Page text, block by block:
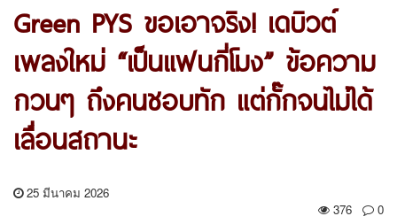
Green PYS ขอเอาจริง! เดบิวต์
เพลงใหม่ “เป็นแฟนกี่โมง” ข้อความ
กวนๆ ถึงคนชอบทัก แต่กั๊กจนไม่ได้
เลื่อนสถานะ
25 มีนาคม 2026
376
0